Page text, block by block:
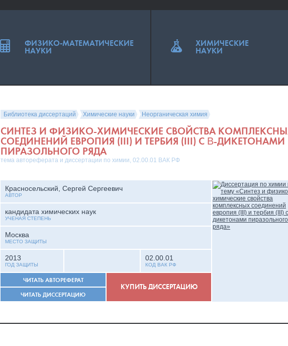
Библиотека диссертаций Химические науки Неорганическая химия
СИНТЕЗ И ФИЗИКО-ХИМИЧЕСКИЕ СВОЙСТВА
СОЕДИНЕНИЙ ЕВРОПИЯ (III) И ТЕРБИЯ (III) С Β-ДИКЕТОНАМИ
ПИРАЗОЛЬНОГО РЯДА
тема автореферата и диссертации по химии, 02.00.01 ВАК РФ
Красносельский, Сергей Сергеевич
АВТОР
кандидата химических наук
УЧЕНАЯ СТЕПЕНЬ
Москва
МЕСТО ЗАЩИТЫ
2013
ГОД ЗАЩИТЫ
02.00.01
КОД ВАК РФ
ЧИТАТЬ АВТОРЕФЕРАТ
ЧИТАТЬ ДИССЕРТАЦИЮ
КУПИТЬ ДИССЕРТАЦИЮ
ФИЗИКО-МАТЕМАТИЧЕСКИЕ
НАУКИ
ХИМИЧЕСКИЕ
НАУКИ